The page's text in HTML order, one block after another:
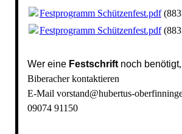
Festprogramm Schützenfest.pdf
Festprogramm Schützenfest.pdf
Wer eine Festschriftnoch benötigt
Biberacher kontaktieren
E-Mail vorstand@hubertus-
09074 91150